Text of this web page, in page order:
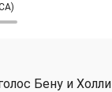
Бену и